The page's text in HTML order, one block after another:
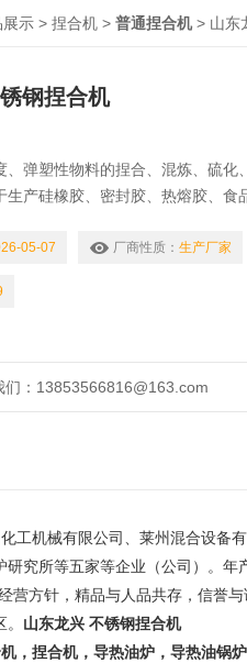
展示 > 捏合机 > 普通捏合机> 山东
钢捏合机
、弹塑性物料的捏合、混炼、硫化
生产硅橡胶、密封胶、热熔胶、食
慢桨通常是28转每分钟旋转，不同
05-07 厂商性质： 生产厂家
们：13853566816@163.com
工机械有限公司、莱州混合设备
究所等五家等企业（公司）。年
营方针，精品与人品共存，信誉与
山东龙兴 不锈钢捏合机
，捏合机，导热油炉，导热油锅